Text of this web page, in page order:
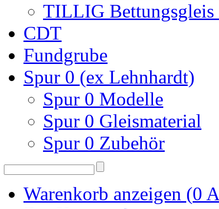
TILLIG
CDT
Fundgrube
Spur 0 (ex Lehnhardt)
Spur 0 Modelle
Spur 0 Gleismaterial
Spur 0 Zubehör
Warenkorb anzeigen (0